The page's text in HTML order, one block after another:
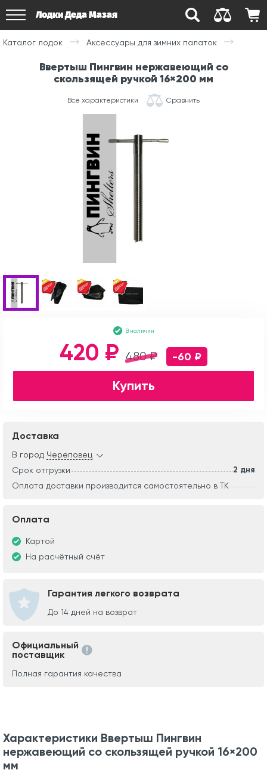
Лодки Деда Мазая
Каталог лодок Аксессуары для зимних палаток
Ввертыш Пингвин нержавеющий со
скользящей ручкой 16×200 мм
Все характеристики Сравнить
В наличии
480 ₽
420 ₽ -60 ₽
Купить
Доставка
В город Череповец
Срок отгрузки
2 дня
Оплата доставки производится самостоятельно в ТК
Оплата
Картой
На расчётный счёт
Гарантия легкого возврата
До 14 дней на возврат
Официальный
поставщик
Полная гарантия качества
Характеристики Ввертыш Пингвин
нержавеющий со скользящей ручкой 16×200
мм